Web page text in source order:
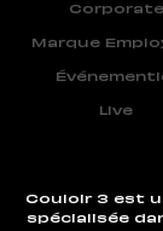
Corporate
Marque
Live
Couloir 3 est
spécialisée